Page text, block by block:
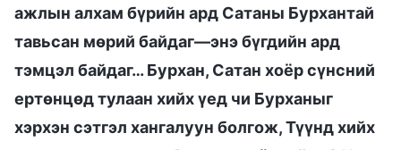
ажлын алхам бүрийн ард Сатаны Бурхантай
тавьсан мөрий байдаг—энэ бүгдийн ард
тэмцэл байдаг… Бурхан, Сатан хоёр сүнсний
ертөнцөд тулаан хийх үед чи Бурханыг
хэрхэн сэтгэл хангалуун болгож, Түүнд хийх